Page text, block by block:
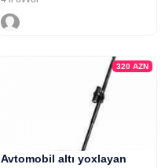
320 AZN
Avtomobil altı yoxlayan